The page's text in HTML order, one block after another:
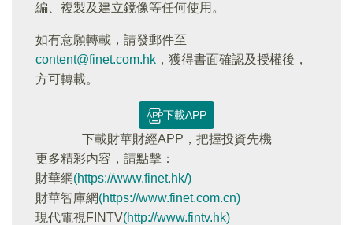
編、複製及建立鏡像等任何使用。
如有意願轉載，請發郵件至
content@finet.com.hk ，獲得書面確認及授權後，
方可轉載。
下載APP
下載財華財經APP，把握投資先機
更多精彩内容，請點擊：
財華網(https://www.finet.hk/)
財華智庫網(https://www.finet.com.cn)
現代電視FINTV(http://www.fintv.hk)